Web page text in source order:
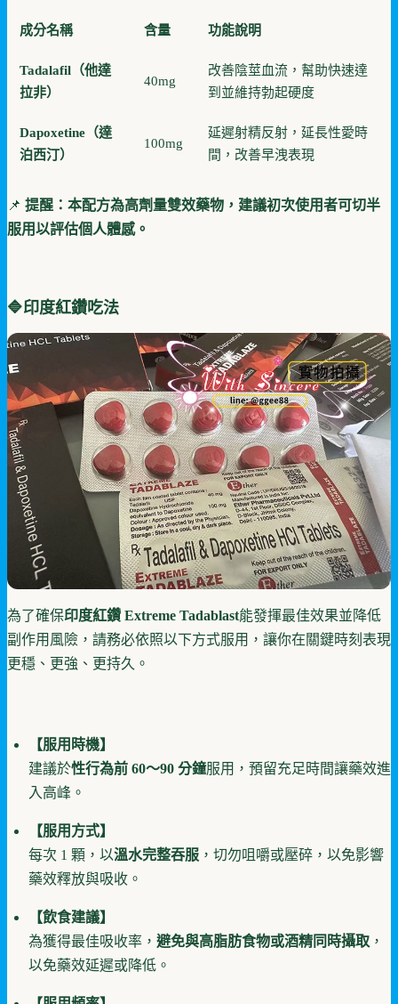
成分名稱 含量 功能說明
Tadalafil（他達
拉非）
40mg
改善陰莖血流，幫助快速達
到並維持勃起硬度
Dapoxetine（達
泊西汀）
100mg
延遲射精反射，延長性愛時
間，改善早洩表現
📌 提醒：本配方為高劑量雙效藥物，建議初次使用者可切半
服用以評估個人體感。
🔷印度紅鑽吃法
為了確保印度紅鑽 Extreme Tadablast能發揮最佳效果並降低
副作用風險，請務必依照以下方式服用，讓你在關鍵時刻表現
更穩、更強、更持久。
【服用時機】
建議於性行為前 60～90 分鐘服用，預留充足時間讓藥效進
入高峰。
【服用方式】
每次 1 顆，以溫水完整吞服 ，切勿咀嚼或壓碎，以免影響
藥效釋放與吸收。
【飲食建議】
為獲得最佳吸收率， 避免與高脂肪食物或酒精同時攝取 ，
以免藥效延遲或降低。